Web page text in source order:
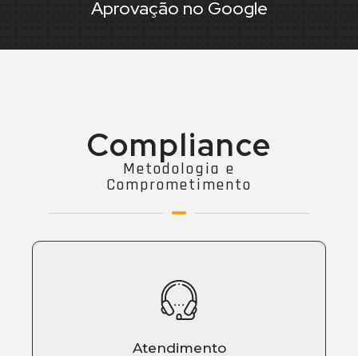
Aprovação no Google
Compliance
Metodologia e
Comprometimento
Atendimento